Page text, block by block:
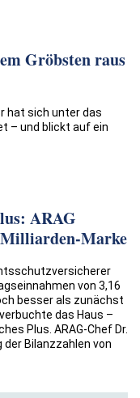
Gröbsten raus
hat sich unter das
– und blickt auf ein
ARAG
Marke
von 3,16
besser als zunächst
das Haus –
Plus. ARAG-Chef Dr.
der Bilanzzahlen von